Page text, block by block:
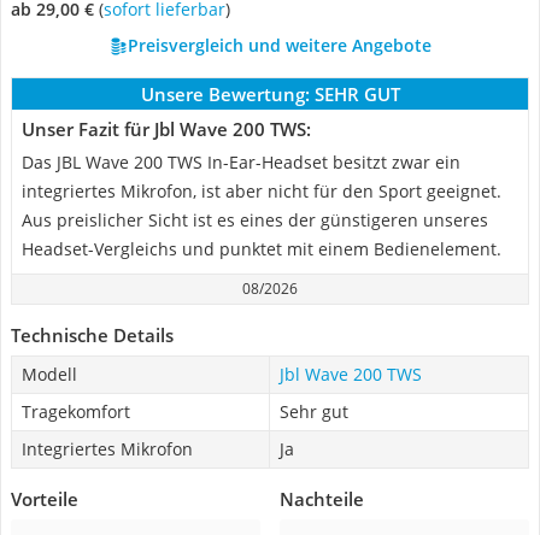
ab 29,00 € ( Sofort lieferbar)
Preisvergleich und weitere Angebote
Unsere Bewertung: SEHR GUT
Unser Fazit für Jbl Wave 200 TWS:
Das JBL Wave 200 TWS In-Ear-Headset besitzt zwar ein
integriertes Mikrofon, ist aber nicht für den Sport geeignet.
Aus preislicher Sicht ist es eines der günstigeren unseres
Headset-Vergleichs und punktet mit einem Bedienelement.
08/2026
Technische Details
Modell
Jbl Wave 200 TWS
Tragekomfort
Sehr gut
Integriertes Mikrofon
Ja
Vorteile Nachteile